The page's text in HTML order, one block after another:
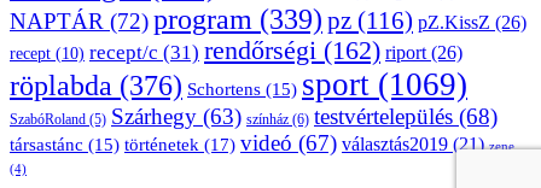
NAPTÁR (72)program (339) pz (116) pZ.KissZ (26)
recept (10) recept/c (31) rendőrségi (162) riport(26)
röplabda (376) Schortens (15) sport (1069)
SzabóRoland (5) Szárhegy (63) színház (6) testvértelepülés (68)
társastánc (15) történetek (17) videó (67) választás2019 (21) zene
(4)